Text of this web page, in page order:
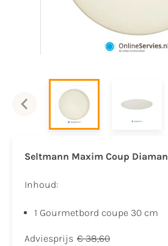
Seltmann Maxim Coup
Inhoud:
1 Gourmetbord coupe 30 cm
Adviesprijs € 38,60